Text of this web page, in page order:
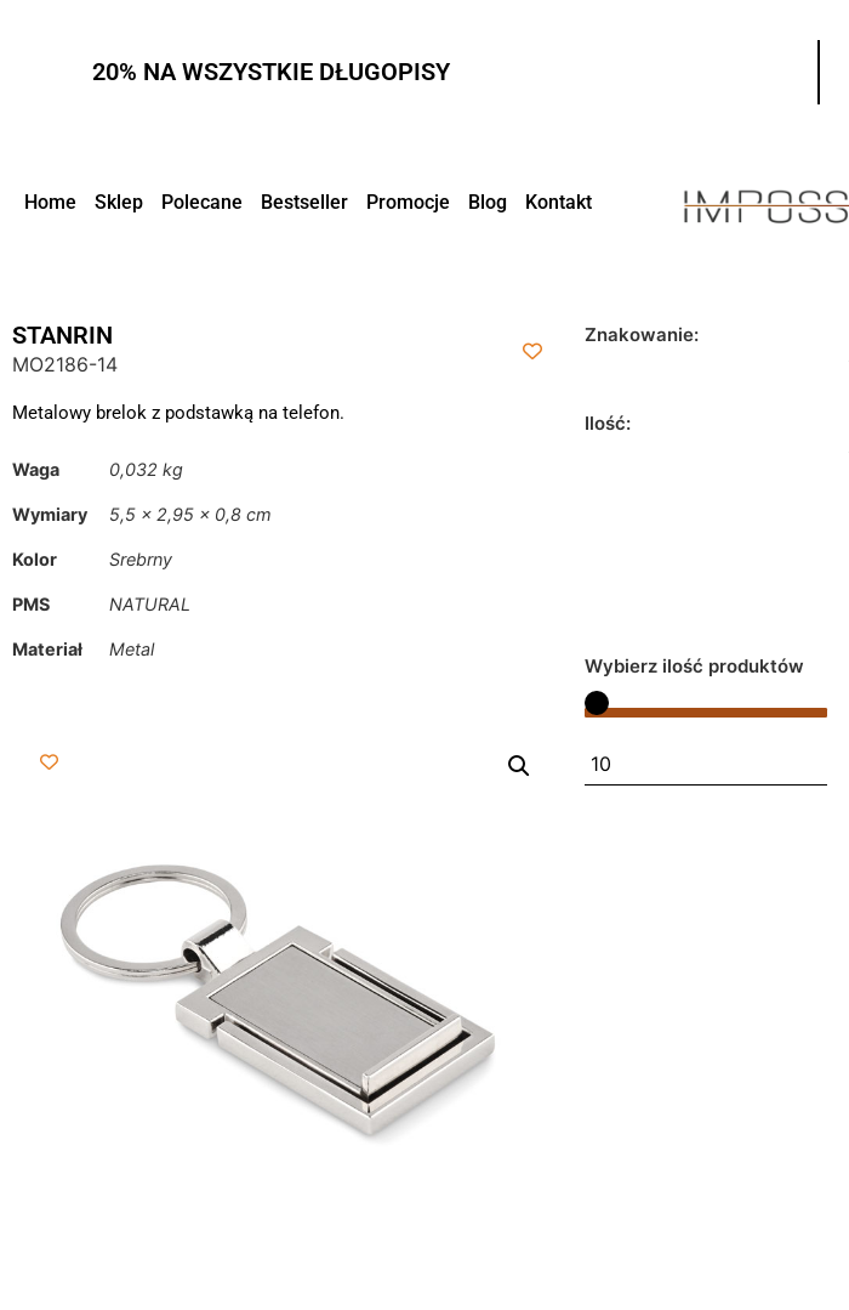
20% NA WSZYSTKIE DŁUGOPISY
Home Sklep Polecane Bestseller Promocje Blog Kontakt
STANRIN
MO2186-14
Metalowy brelok z podstawką na telefon.
Waga 0,032 kg
Wymiary 5,5 × 2,95 × 0,8 cm
Kolor Srebrny
PMS NATURAL
Materiał Metal
Znakowanie:
Ilość:
Wybierz ilość produktów